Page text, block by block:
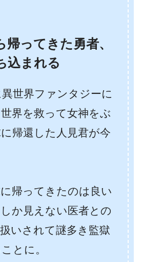
帰ってきた勇者、
込まれる
世界ファンタジーに
界を救って女神をぶ
帰還した人見君が今
帰ってきたのは良い
か見えない医者との
いされて謎多き監獄
とに。